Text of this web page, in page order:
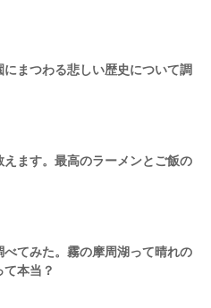
にまつわる悲しい歴史について調
えます。最高のラーメンとご飯の
べてみた。霧の摩周湖って晴れの
て本当？